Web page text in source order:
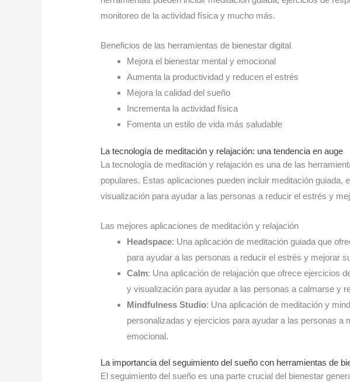
monitoreo de la actividad física y mucho más.
Beneficios de las herramientas de bienestar digital
Mejora el bienestar mental y emocional
Aumenta la productividad y reducen el estrés
Mejora la calidad del sueño
Incrementa la actividad física
Fomenta un estilo de vida más saludable
La tecnología de meditación y relajación: una tendencia en auge
La tecnología de meditación y relajación es una de las
populares. Estas aplicaciones pueden incluir meditación guiada,
visualización para ayudar a las personas a reducir el estrés y
Las mejores aplicaciones de meditación y relajación
Headspace: Una aplicación de meditación guiada que
para ayudar a las personas a reducir el estrés y mejorar
Calm: Una aplicación de relajación que ofrece ejercicios
y visualización para ayudar a las personas a calmarse y
Mindfulness Studio: Una aplicación de meditación y
personalizadas y ejercicios para ayudar a las personas a
emocional.
La importancia del seguimiento del sueño con herramientas de
El seguimiento del sueño es una parte crucial del bienestar